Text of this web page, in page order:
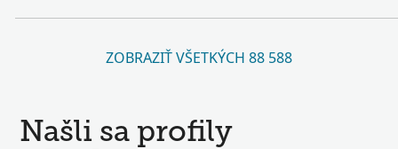
ZOBRAZIŤ VŠETKÝCH 88 588
Našli sa profily